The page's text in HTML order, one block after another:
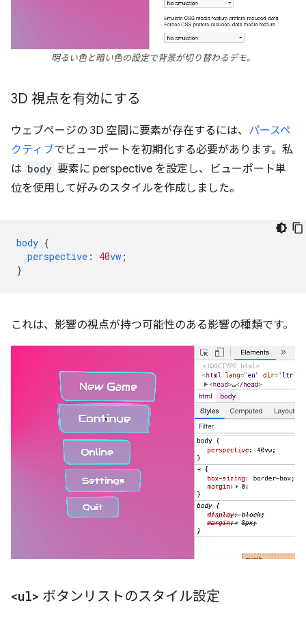
明るい色と暗い色の設定で背景が切り替わるデモ。
3D 視点を有効にする
ウェブページの 3D 空間に要素が存在するには、 パースペ
クティブでビューポートを初期化する必要があります。私
は body 要素に perspective を設定し、ビューポート単
位を使用して好みのスタイルを作成しました。
body {
perspective : 40vw ;
}
これは、影響の視点が持つ可能性のある影響の種類です。
<ul> ボタンリストのスタイル設定